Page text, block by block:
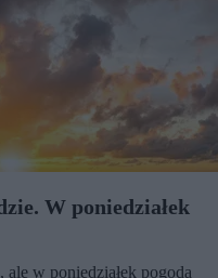
W poniedziałek
ale w poniedziałek pogoda